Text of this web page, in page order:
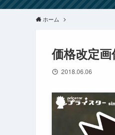
ホーム
価格改定
2018.06.06